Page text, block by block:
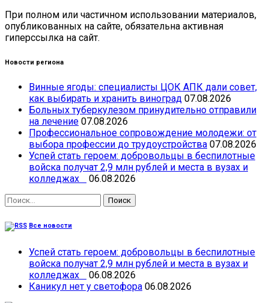
При полном или частичном использовании материалов,
опубликованных на сайте, обязательна активная
гиперссылка на сайт.
Новости региона
Винные ягоды: специалисты ЦОК АПК дали совет,
как выбирать и хранить виноград 07.08.2026
Больных туберкулезом принудительно отправили
на лечение 07.08.2026
Профессиональное сопровождение молодежи: от
выбора профессии до трудоустройства 07.08.2026
Успей стать героем: добровольцы в беспилотные
войска получат 2,9 млн рублей и места в вузах и
колледжах
06.08.2026
Найти:
Все новости
Успей стать героем: добровольцы в беспилотные
войска получат 2,9 млн рублей и места в вузах и
колледжах
06.08.2026
Каникул нет у светофора 06.08.2026